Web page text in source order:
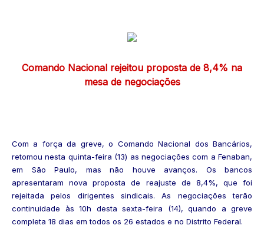
Comando Nacional rejeitou proposta de 8,4% na
mesa de negociações
Com a força da greve, o Comando Nacional dos Bancários,
retomou nesta quinta-feira (13) as negociações com a Fenaban,
em São Paulo, mas não houve avanços. Os bancos
apresentaram nova proposta de reajuste de 8,4%, que foi
rejeitada pelos dirigentes sindicais. As negociações terão
continuidade às 10h desta sexta-feira (14), quando a greve
completa 18 dias em todos os 26 estados e no Distrito Federal.